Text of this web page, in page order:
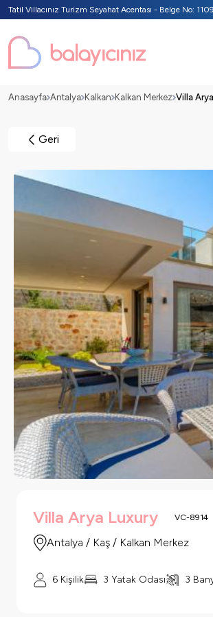
Tatil Villacınız Turizm Seyahat Acentası - Belge No:
Anasayfa Antalya Kalkan Kalkan Merkez Villa
Geri
Villa Arya Luxury VC-8914
Antalya / Kaş / Kalkan Merkez
6 Kişilik 3 Yatak Odası 3